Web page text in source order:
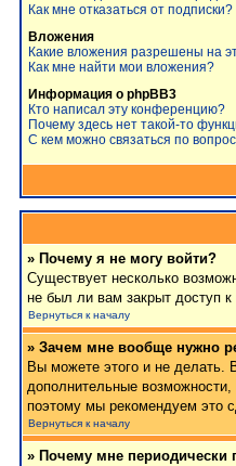
Как мне отказаться от подписки?
Вложения
Какие вложения разрешены на
Как мне найти мои вложения?
Информация о phpBB3
Кто написал эту конференцию?
Почему здесь нет такой-то
С кем можно связаться по
» Почему я не могу войти?
Существует несколько
не был ли вам закрыт доступ
Вернуться к началу
» Зачем мне вообще нужно
Вы можете этого и не делать.
дополнительные
поэтому мы рекомендуем это
Вернуться к началу
» Почему мне периодически